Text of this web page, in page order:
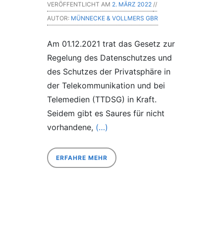
VERÖFFENTLICHT AM 2. MÄRZ 2022 //
AUTOR: MÜNNECKE & VOLLMERS GBR
Am 01.12.2021 trat das Gesetz zur
Regelung des Datenschutzes und
des Schutzes der Privatsphäre in
der Telekommunikation und bei
Telemedien (TTDSG) in Kraft.
Seidem gibt es Saures für nicht
vorhandene, (…)
ERFAHRE MEHR